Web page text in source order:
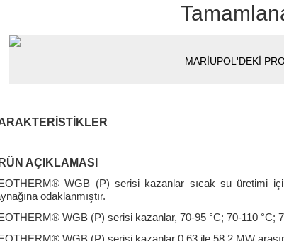
MARİUPOL'DEKİ
AÇIKLAMASI
WGB (P) serisi kazanlar sıcak su üretimi
odaklanmıştır.
WGB (P) serisi kazanlar, 70-95 °C; 70-110 °C;
WGB (P) serisi kazanlar 0,63 ile 58,2 MW